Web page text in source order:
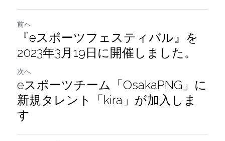
前へ
『eスポーツフェスティバル』を
2023年3月19日に開催しました。
次へ
eスポーツチーム「OsakaPNG」に
新規タレント「kira」が加入しま
す